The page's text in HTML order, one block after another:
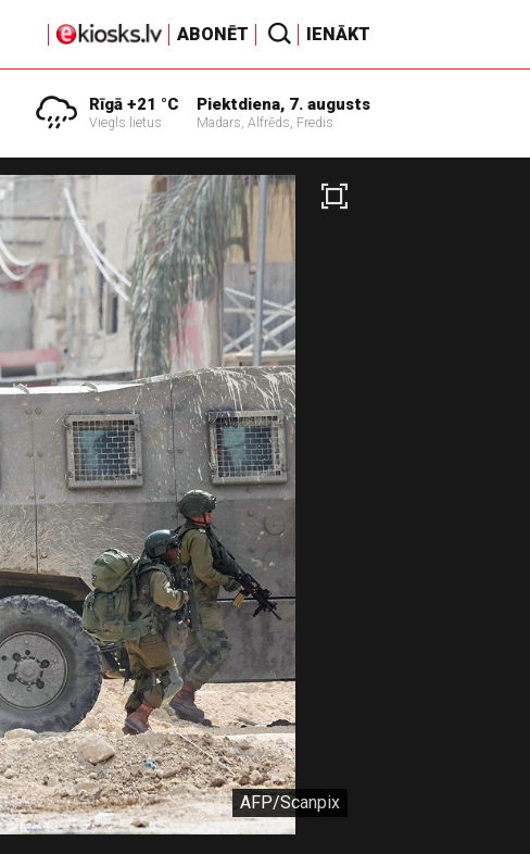
ABONĒT IENĀKT
Rīgā +21 °C
Viegls lietus
Piektdiena, 7. augusts
Madars, Alfrēds, Fredis
AFP/Scanpix